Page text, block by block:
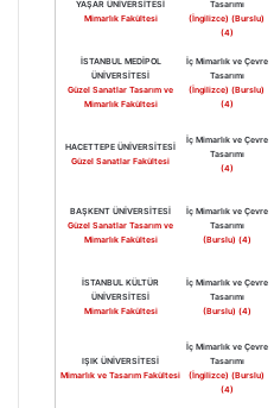
YAŞAR ÜNİVERSİTESİ
Mimarlık Fakültesi
Tasarımı
(İngilizce) (Burslu)
(4)
İSTANBUL MEDİPOL
ÜNİVERSİTESİ
Güzel Sanatlar Tasarım ve
Mimarlık Fakültesi
İç Mimarlık ve Çevre
Tasarımı
(İngilizce) (Burslu)
(4)
HACETTEPE ÜNİVERSİTESİ
Güzel Sanatlar Fakültesi
İç Mimarlık ve Çevre
Tasarımı
(4)
BAŞKENT ÜNİVERSİTESİ
Güzel Sanatlar Tasarım ve
Mimarlık Fakültesi
İç Mimarlık ve Çevre
Tasarımı
(Burslu) (4)
İSTANBUL KÜLTÜR
ÜNİVERSİTESİ
Mimarlık Fakültesi
İç Mimarlık ve Çevre
Tasarımı
(Burslu) (4)
IŞIK ÜNİVERSİTESİ
Mimarlık ve Tasarım Fakültesi
İç Mimarlık ve Çevre
Tasarımı
(İngilizce) (Burslu)
(4)